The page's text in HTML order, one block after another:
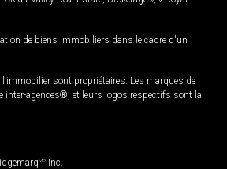
de biens immobiliers dans le cadre d'un
sont propriétaires. Les marques de
agences®, et leurs logos respectifs sont la
MD Inc.